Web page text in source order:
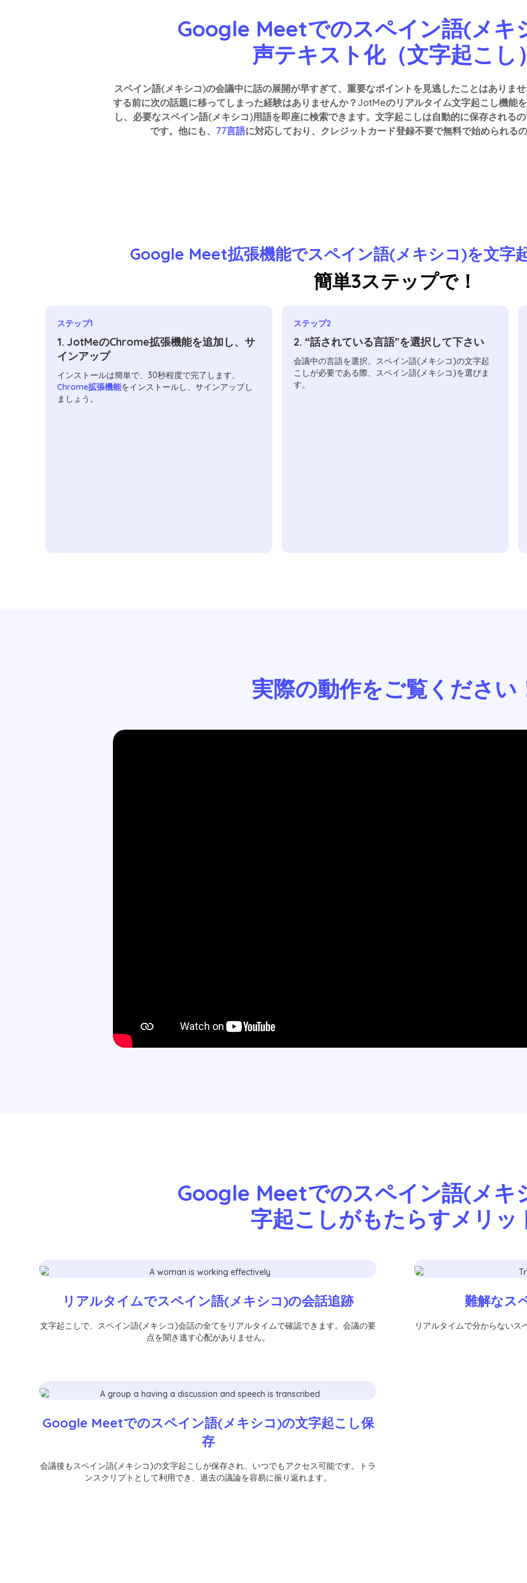
Google Meetでのスペイン語(メキ
声テキスト化（文字起こし
スペイン語(メキシコ)の会議中に話の展開が早すぎて、重要なポイントを見逃したことはありま
する前に次の話題に移ってしまった経験はありませんか？JotMeのリアルタイム文字起こし機能
し、必要なスペイン語(メキシコ)用語を即座に検索できます。文字起こしは自動的に保存される
です。他にも、 77言語に対応しており、クレジットカード登録不要で無料で始められる
Google Meet拡張機能でスペイン語(メキシコ)を文字
簡単3ステップで！
ステップ1
1. JotMeのChrome拡張機能を追加し、サ
インアップ
インストールは簡単で、30秒程度で完了します。
Chrome拡張機能をインストールし、サインアップし
ましょう。
ステップ2
2. “話されている言語”を選択して下さい
会議中の言語を選択。スペイン語(メキシコ)の文字起
こしが必要である際、スペイン語(メキシコ)を選びま
す。
実際の動作をご覧ください
Google Meetでのスペイン語(メキ
字起こしがもたらすメリッ
リアルタイムでスペイン語(メキシコ)の会話追跡
文字起こしで、スペイン語(メキシコ)会話の全てをリアルタイムで確認できます。会議の要
点を聞き逃す心配がありません。
難解なス
リアルタイムで分からない
Google Meetでのスペイン語(メキシコ)の文字起こし保
存
会議後もスペイン語(メキシコ)の文字起こしが保存され、いつでもアクセス可能です。トラ
ンスクリプトとして利用でき、過去の議論を容易に振り返れます。